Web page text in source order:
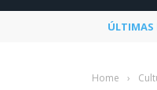
ÚLTIMAS
Home ›